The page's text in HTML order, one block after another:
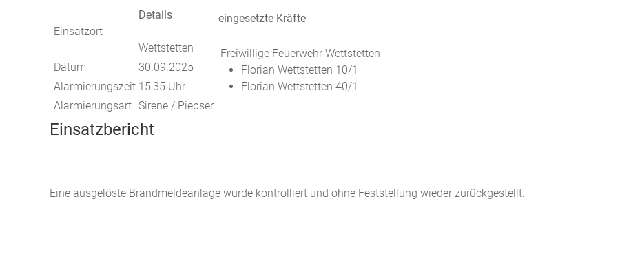
Einsatzort
Details
Wettstetten
Datum
30.09.2025
Alarmierungszeit 15:35 Uhr
Alarmierungsart Sirene / Piepser
eingesetzte Kräfte
Freiwillige Feuerwehr Wettstetten
Florian Wettstetten 10/1
Florian Wettstetten 40/1
Einsatzbericht
Eine ausgelöste Brandmeldeanlage wurde kontrolliert und ohne Feststellung wieder zurückgestellt.